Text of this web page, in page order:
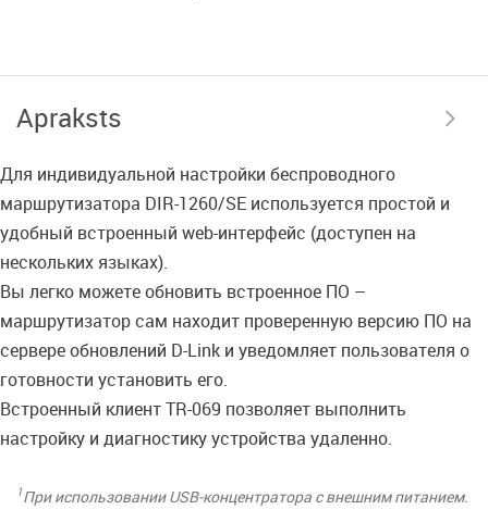
Apraksts
Для индивидуальной настройки беспроводного
маршрутизатора DIR-1260/SE используется простой и
удобный встроенный web-интерфейс (доступен на
нескольких языках).
Вы легко можете обновить встроенное ПО –
маршрутизатор сам находит проверенную версию ПО на
сервере обновлений D-Link и уведомляет пользователя о
готовности установить его.
Встроенный клиент TR-069 позволяет выполнить
настройку и диагностику устройства удаленно.
1При использовании USB-концентратора с внешним питанием.